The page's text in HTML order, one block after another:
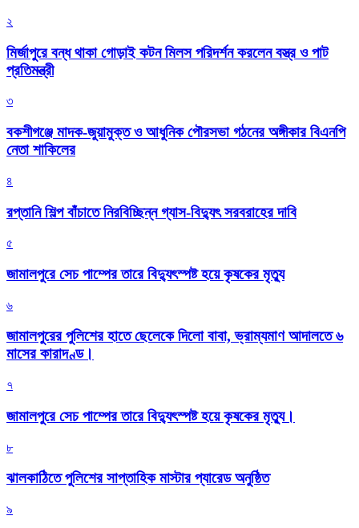
২
মির্জাপুরে বন্ধ থাকা গোড়াই কটন মিলস পরিদর্শন করলেন বস্ত্র ও পাট
প্রতিমন্ত্রী
৩
বকশীগঞ্জে মাদক-জুয়ামুক্ত ও আধুনিক পৌরসভা গঠনের অঙ্গীকার বিএনপি
নেতা শাকিলের
৪
রপ্তানি শিল্প বাঁচাতে নিরবিচ্ছিন্ন গ্যাস-বিদ্যুৎ সরবরাহের দাবি
৫
জামালপুরে সেচ পাম্পের তারে বিদ্যুৎস্পষ্ট হয়ে কৃষকের মৃত্যু
৬
জামালপুরের পুলিশের হাতে ছেলেকে দিলো বাবা, ভ্রাম্যমাণ আদালতে ৬
মাসের কারাদণ্ড।
৭
জামালপুরে সেচ পাম্পের তারে বিদ্যুৎস্পষ্ট হয়ে কৃষকের মৃত্যু।
৮
‎ঝালকাঠিতে পুলিশের সাপ্তাহিক মাস্টার প্যারেড অনুষ্ঠিত
৯